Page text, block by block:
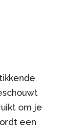
om je
een